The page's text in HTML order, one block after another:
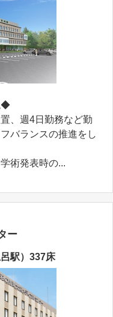
◆
、週4日勤務など勤
バランスの推進をし
術発表時の...
ー
駅）337床